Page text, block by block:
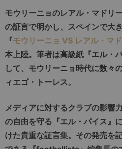
モウリーニョのレアル・マドリ
の証言で明かし、スペインで大
『モウリーニョ VS レアル・マ
本上陸。筆者は高級紙『エル・
して、モウリーニョ時代に数々
ィエゴ・トーレス。
メディアに対するクラブの影響
の自由を守る『エル・パイス』
けた貴重な証言集。その発売を